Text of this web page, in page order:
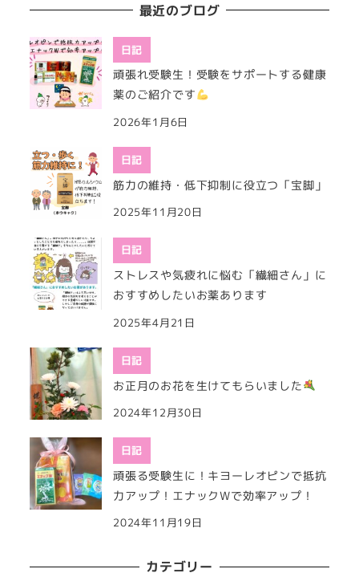
最近のブログ
日記
頑張れ受験生！受験をサポートする健康
薬のご紹介です
2026年1月6日
日記
筋力の維持・低下抑制に役立つ「宝脚」
2025年11月20日
日記
ストレスや気疲れに悩む「繊細さん」に
おすすめしたいお薬あります
2025年4月21日
日記
お正月のお花を生けてもらいました
2024年12月30日
日記
頑張る受験生に！キヨーレオピンで抵抗
力アップ！エナックWで効率アップ！
2024年11月19日
カテゴリー